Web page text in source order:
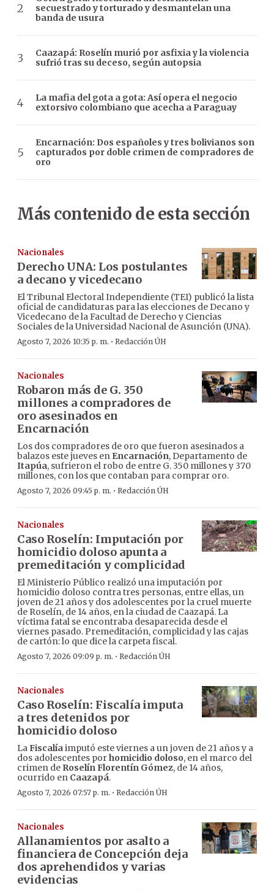
secuestrado y torturado y desmantelan una
banda de usura
Caazapá: Roselín murió por asfixia y la violencia
sufrió tras su deceso, según autopsia
La mafia del gota a gota: Así opera el negocio
extorsivo colombiano que acecha a Paraguay
Encarnación: Dos españoles y tres bolivianos son
capturados por doble crimen de compradores de
oro
Más contenido de esta sección
Nacionales
Derecho UNA: Los postulantes
a decano y vicedecano
El Tribunal Electoral Independiente (TEI) publicó la lista
oficial de candidaturas para las elecciones de Decano y
Vicedecano de la Facultad de Derecho y Ciencias
Sociales de la Universidad Nacional de Asunción (UNA).
Agosto 7, 2026 10:35 p. m. · Redacción ÚH
Nacionales
Robaron más de G. 350
millones a compradores de
oro asesinados en
Encarnación
Los dos compradores de oro que fueron asesinados a
balazos este jueves en Encarnación, Departamento de
Itapúa, sufrieron el robo de entre G. 350 millones y 370
millones, con los que contaban para comprar oro.
Agosto 7, 2026 09:45 p. m. · Redacción ÚH
Nacionales
Caso Roselín: Imputación por
homicidio doloso apunta a
premeditación y complicidad
El Ministerio Público realizó una imputación por
homicidio doloso contra tres personas, entre ellas, un
joven de 21 años y dos adolescentes por la cruel muerte
de Roselín, de 14 años, en la ciudad de Caazapá. La
víctima fatal se encontraba desaparecida desde el
viernes pasado. Premeditación, complicidad y las cajas
de cartón: lo que dice la carpeta fiscal.
Agosto 7, 2026 09:09 p. m. · Redacción ÚH
Nacionales
Caso Roselín: Fiscalía imputa
a tres detenidos por
homicidio doloso
LaFiscalíaimputó este viernes a un joven de 21 años y a
dos adolescentes porhomicidio doloso, en el marco del
crimen de Roselín Florentín Gómez, de 14 años,
ocurrido en Caazapá.
Agosto 7, 2026 07:57 p. m. · Redacción ÚH
Nacionales
Allanamientos por asalto a
financiera de Concepción deja
dos aprehendidos y varias
evidencias